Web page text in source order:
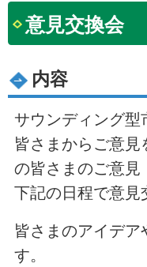
意見交換会
内容
サウンディング型
皆さまからご意見
の皆さまのご意見
下記の日程で意見
皆さまのアイデア
す。